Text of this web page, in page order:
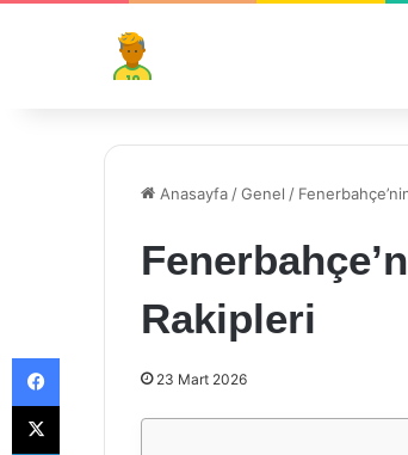
Anasayfa /Genel /
Rakipleri
23 Mart 2026
Facebook
X